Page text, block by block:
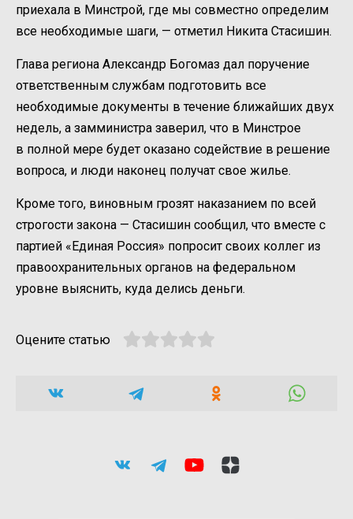
приехала в Минстрой, где мы совместно определим
все необходимые шаги, — отметил Никита Стасишин.
Глава региона Александр Богомаз дал поручение
ответственным службам подготовить все
необходимые документы в течение ближайших двух
недель, а замминистра заверил, что в Минстрое
в полной мере будет оказано содействие в решение
вопроса, и люди наконец получат свое жилье.
Кроме того, виновным грозят наказанием по всей
строгости закона — Стасишин сообщил, что вместе с
партией «Единая Россия» попросит своих коллег из
правоохранительных органов на федеральном
уровне выяснить, куда делись деньги.
Оцените статью